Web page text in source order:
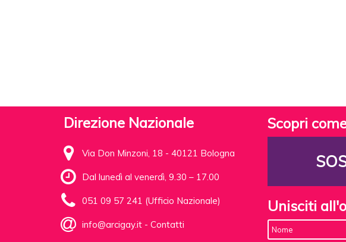
Direzione Nazionale
Via Don Minzoni, 18 - 40121 Bologna
Dal lunedì al venerdì, 9.30 – 17.00
051 09 57 241 (Ufficio Nazionale)
info@arcigay.it - Contatti
Scopri
Unisciti